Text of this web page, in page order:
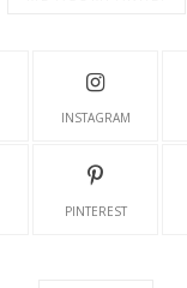
INSTAGRAM
PINTEREST